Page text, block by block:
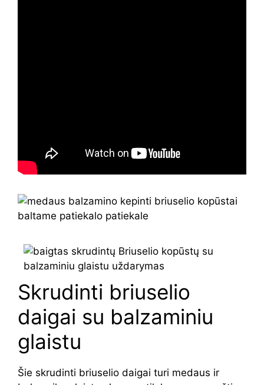
Skrudinti briuselio
daigai su balzaminiu
glaistu
Šie skrudinti briuselio daigai turi medaus ir